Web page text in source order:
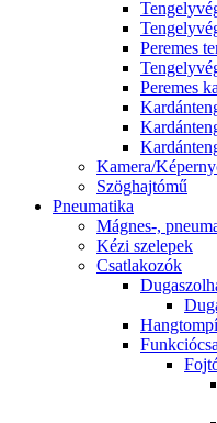
Peremes
Peremes
Kamera/
Szöghajtómű
Pneumatika
Mágnes-,
Kézi szelepek
Csatlakozók